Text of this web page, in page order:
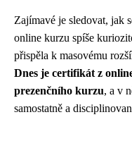
Zajímavé je sledovat, jak
online kurzu spíše
přispěla k masovému
Dnes je certifikát z
prezenčního kurzu, a v
samostatně a